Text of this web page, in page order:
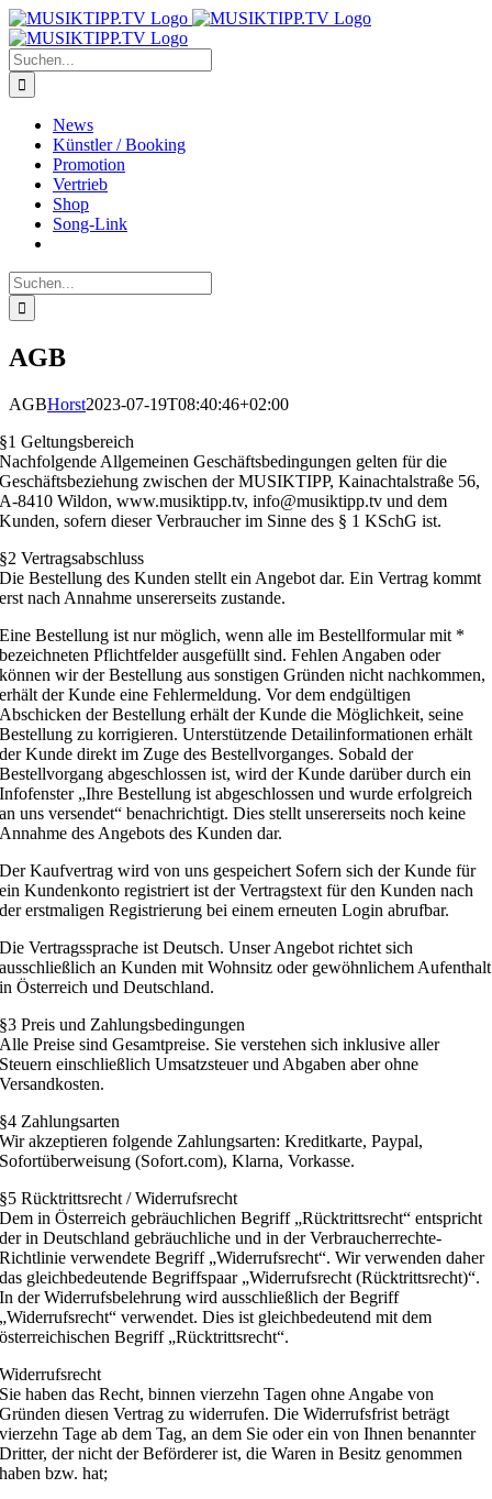
Zum
Inhalt
springen
Suche
nach:
News
Künstler / Booking
Promotion
Vertrieb
Shop
Song-Link
Suche
nach:
AGB
AGBHorst2023-07-19T08:40:46+02:00
§1 Geltungsbereich
Nachfolgende Allgemeinen Geschäftsbedingungen gelten für die
Geschäftsbeziehung zwischen der MUSIKTIPP, Kainachtalstraße 56,
A-8410 Wildon, www.musiktipp.tv, info@musiktipp.tv und dem
Kunden, sofern dieser Verbraucher im Sinne des § 1 KSchG ist.
§2 Vertragsabschluss
Die Bestellung des Kunden stellt ein Angebot dar. Ein Vertrag kommt
erst nach Annahme unsererseits zustande.
Eine Bestellung ist nur möglich, wenn alle im Bestellformular mit *
bezeichneten Pflichtfelder ausgefüllt sind. Fehlen Angaben oder
können wir der Bestellung aus sonstigen Gründen nicht nachkommen,
erhält der Kunde eine Fehlermeldung. Vor dem endgültigen
Abschicken der Bestellung erhält der Kunde die Möglichkeit, seine
Bestellung zu korrigieren. Unterstützende Detailinformationen erhält
der Kunde direkt im Zuge des Bestellvorganges. Sobald der
Bestellvorgang abgeschlossen ist, wird der Kunde darüber durch ein
Infofenster „Ihre Bestellung ist abgeschlossen und wurde erfolgreich
an uns versendet“ benachrichtigt. Dies stellt unsererseits noch keine
Annahme des Angebots des Kunden dar.
Der Kaufvertrag wird von uns gespeichert Sofern sich der Kunde für
ein Kundenkonto registriert ist der Vertragstext für den Kunden nach
der erstmaligen Registrierung bei einem erneuten Login abrufbar.
Die Vertragssprache ist Deutsch. Unser Angebot richtet sich
ausschließlich an Kunden mit Wohnsitz oder gewöhnlichem Aufenthalt
in Österreich und Deutschland.
§3 Preis und Zahlungsbedingungen
Alle Preise sind Gesamtpreise. Sie verstehen sich inklusive aller
Steuern einschließlich Umsatzsteuer und Abgaben aber ohne
Versandkosten.
§4 Zahlungsarten
Wir akzeptieren folgende Zahlungsarten: Kreditkarte, Paypal,
Sofortüberweisung (Sofort.com), Klarna, Vorkasse.
§5 Rücktrittsrecht / Widerrufsrecht
Dem in Österreich gebräuchlichen Begriff „Rücktrittsrecht“ entspricht
der in Deutschland gebräuchliche und in der Verbraucherrechte-
Richtlinie verwendete Begriff „Widerrufsrecht“. Wir verwenden daher
das gleichbedeutende Begriffspaar „Widerrufsrecht (Rücktrittsrecht)“.
In der Widerrufsbelehrung wird ausschließlich der Begriff
„Widerrufsrecht“ verwendet. Dies ist gleichbedeutend mit dem
österreichischen Begriff „Rücktrittsrecht“.
Widerrufsrecht
Sie haben das Recht, binnen vierzehn Tagen ohne Angabe von
Gründen diesen Vertrag zu widerrufen. Die Widerrufsfrist beträgt
vierzehn Tage ab dem Tag, an dem Sie oder ein von Ihnen benannter
Dritter, der nicht der Beförderer ist, die Waren in Besitz genommen
haben bzw. hat;